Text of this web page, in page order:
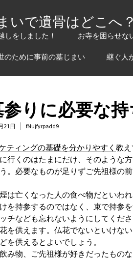
いで遺骨はどこへ？
しをしました！ お寺を困らせな
のために事前の墓じまい 継ぐ人
りに必要な
21日 fNujfyrpadd9
ティングの基礎を分かりやすく 教
行くのはたまにだけ、そのような
。必要なものが足りずご先祖様の
は亡くなった人の食べ物だといわ
を持参するのではなく、束で持参
チなども忘れないようにしてくださ
を供えます。仏花でないといけな
を供えるとよいでしょう。
み物、ご先祖様が好きだったもの